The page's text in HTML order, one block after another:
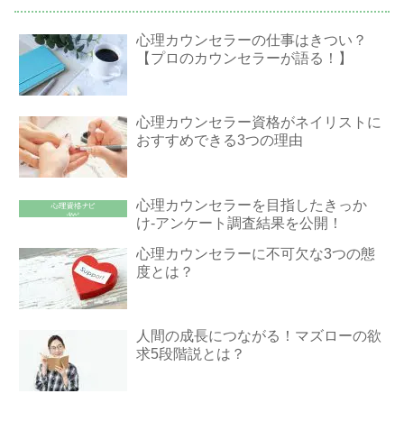
心理カウンセラーの仕事はきつい？
【プロのカウンセラーが語る！】
心理カウンセラー資格がネイリストに
おすすめできる3つの理由
心理カウンセラーを目指したきっか
け-アンケート調査結果を公開！
心理カウンセラーに不可欠な3つの態
度とは？
人間の成長につながる！マズローの欲
求5段階説とは？